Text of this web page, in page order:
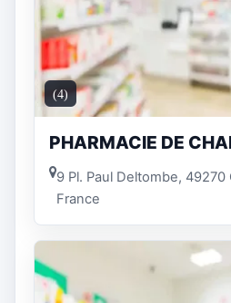
(4)
PHARMACIE DE
9 Pl. Paul Deltombe, 49270
France